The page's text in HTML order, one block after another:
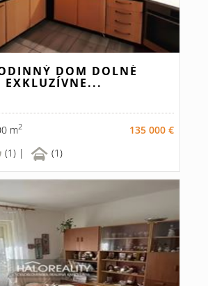
DOM DOLNÉ
EXKLUZÍVNE...
m2
135 000 €
(1) | (1)